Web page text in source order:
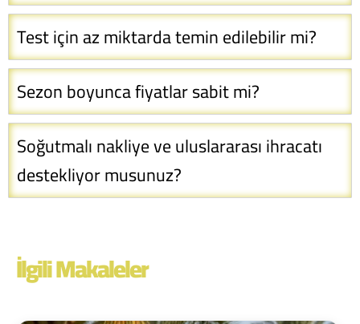
Test için az miktarda temin edilebilir mi?
Sezon boyunca fiyatlar sabit mi?
Soğutmalı nakliye ve uluslararası ihracatı
destekliyor musunuz?
İlgili Makaleler